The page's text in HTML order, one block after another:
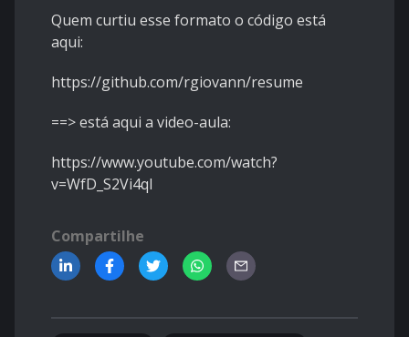
Quem curtiu esse formato o código está
aqui:
https://github.com/rgiovann/resume
==> está aqui a video-aula:
https://www.youtube.com/watch?
v=WfD_S2Vi4qI
Compartilhe